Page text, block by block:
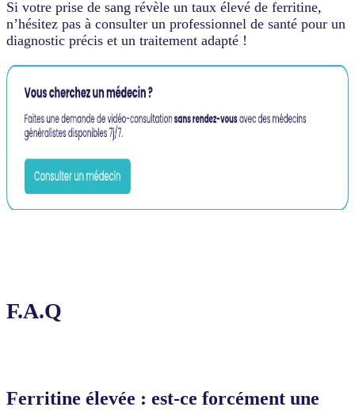
Si votre prise de sang révèle un taux élevé de ferritine,
n’hésitez pas à consulter un professionnel de santé pour un
diagnostic précis et un traitement adapté !
F.A.Q
Ferritine élevée : est-ce forcément une